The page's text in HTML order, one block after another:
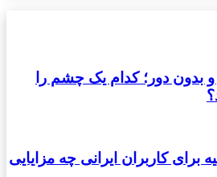
و بدون دور؛ کدام یک چشم را
برای کاربران ایرانی چه مزایایی